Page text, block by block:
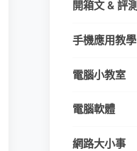
開箱文 & 評測
手機應用教學
電腦小教室
電腦軟體
網路大小事